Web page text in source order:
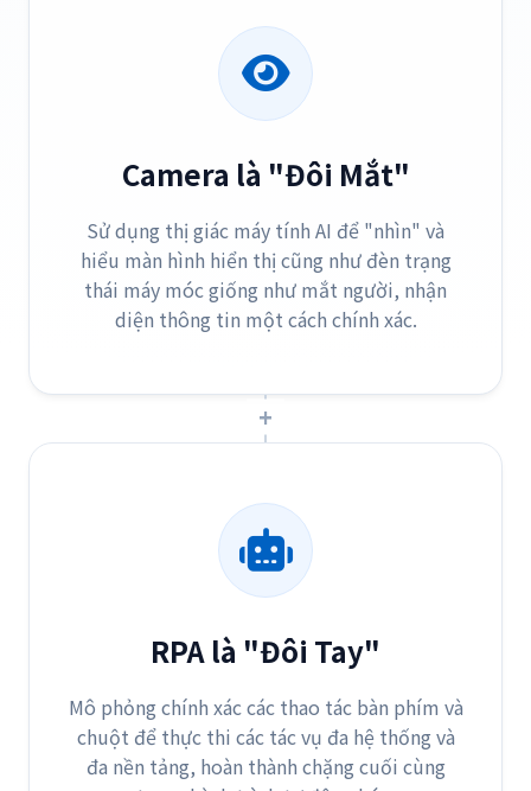
Camera là "Đôi Mắt"
Sử dụng thị giác máy tính AI để "nhìn" và
hiểu màn hình hiển thị cũng như đèn trạng
thái máy móc giống như mắt người, nhận
diện thông tin một cách chính xác.
RPA là "Đôi Tay"
Mô phỏng chính xác các thao tác bàn phím và
chuột để thực thi các tác vụ đa hệ thống và
đa nền tảng, hoàn thành chặng cuối cùng